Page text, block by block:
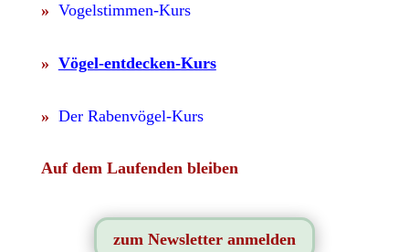
» Vogelstimmen-Kurs
» Vögel-entdecken-Kurs
» Der Rabenvögel-Kurs
Auf dem Laufenden bleiben
zum Newsletter anmelden